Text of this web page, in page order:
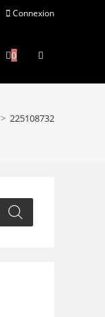
Connexion
0 Toggle
> 225108732